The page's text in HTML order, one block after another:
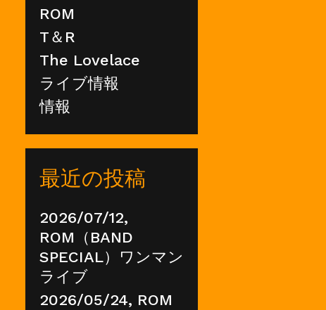
ROM
T＆R
The Lovelace
ライブ情報
情報
最近の投稿
2026/07/12,
ROM（BAND
SPECIAL）ワンマン
ライブ
2026/05/24, ROM